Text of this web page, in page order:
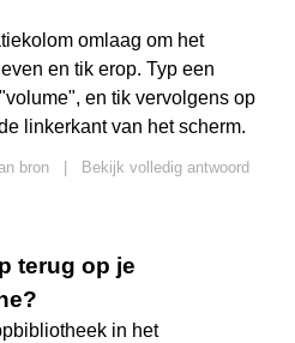
omlaag om het
en tik erop. Typ een
en tik vervolgens op
linkerkant van het scherm.
bron
Bekijk volledig antwoord
terug op je
in het